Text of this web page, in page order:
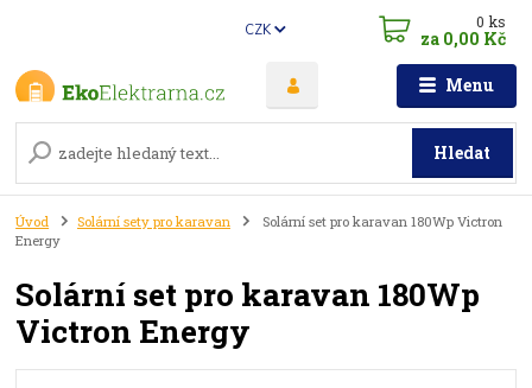
Menu
CZK
Hledat
0ks
za 0,00 Kč
Úvod Solární sety pro karavan
Solární set pro karavan 180Wp Victron
Energy
Solární set pro karavan 180Wp
Victron Energy